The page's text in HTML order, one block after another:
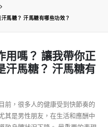
馬糖？ 汗馬糖有哪些功效？
用嗎？ 讓我帶你正
汗馬糖？ 汗馬糖有
前，很多人的健康受到快節奏的
其是男性朋友，在生活和應酬中